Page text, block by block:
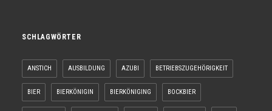
SCHLAGWÖRTER
ANSTICH AUSBILDUNG AZUBI BETRIEBSZUGEHÖRIGKEIT
BIER BIERKÖNIGIN BIERKÖNIGING BOCKBIER